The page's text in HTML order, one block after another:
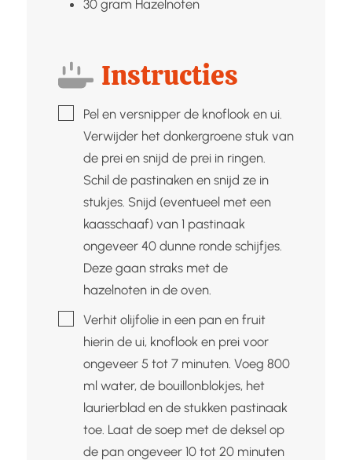
30 gram Hazelnoten
Instructies
▢Pel en versnipper de knoflook en ui.
Verwijder het donkergroene stuk van
de prei en snijd de prei in ringen.
Schil de pastinaken en snijd ze in
stukjes. Snijd (eventueel met een
kaasschaaf) van 1 pastinaak
ongeveer 40 dunne ronde schijfjes.
Deze gaan straks met de
hazelnoten in de oven.
▢Verhit olijfolie in een pan en fruit
hierin de ui, knoflook en prei voor
ongeveer 5 tot 7 minuten. Voeg 800
ml water, de bouillonblokjes, het
laurierblad en de stukken pastinaak
toe. Laat de soep met de deksel op
de pan ongeveer 10 tot 20 minuten